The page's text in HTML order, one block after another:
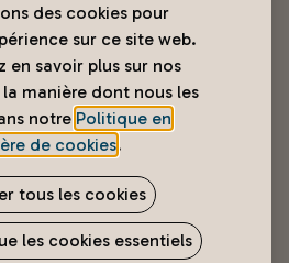
des cookies pour
sur ce site web.
en savoir plus sur nos
manière dont nous les
notre Politique en
de cookies.
tous les cookies
les cookies essentiels